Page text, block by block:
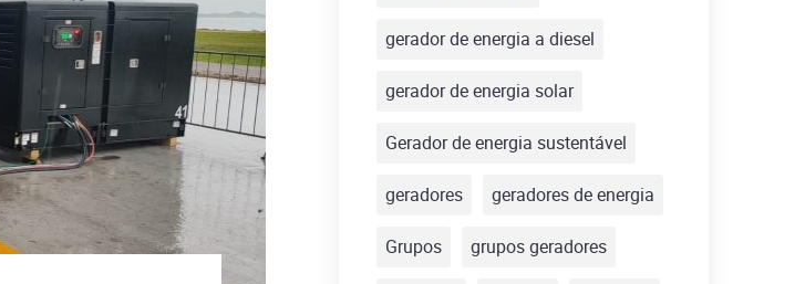
gerador de energia a diesel
gerador de energia solar
Gerador de energia sustentável
geradores geradores de energia
Grupos grupos geradores